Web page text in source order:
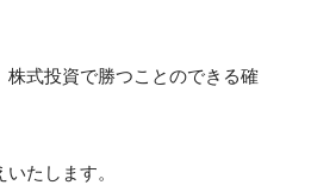
式投資で勝つことのできる確
たします。